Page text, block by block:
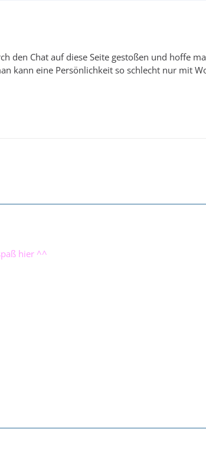
den Chat auf diese Seite gestoßen und hoffe
kann eine Persönlichkeit so schlecht nur mit
hier ^^